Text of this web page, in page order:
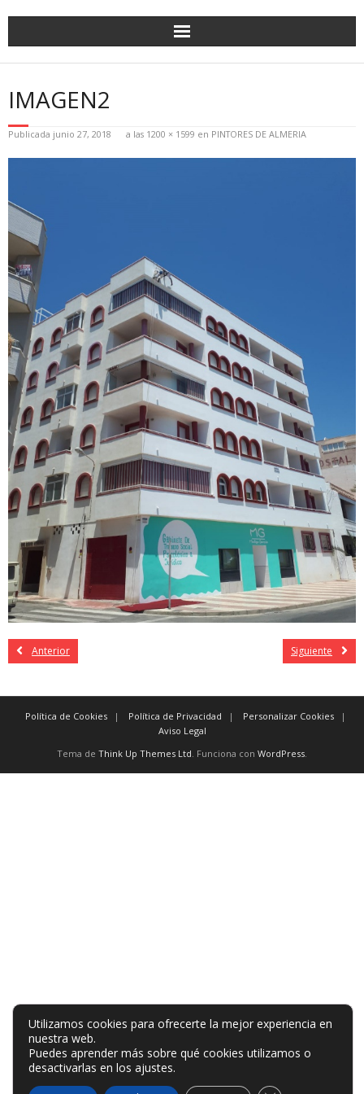
IMAGEN2
Publicada junio 27, 2018 a las 1200 × 1599 en PINTORES DE ALMERIA
Anterior Siguiente
Política de Cookies Política de Privacidad
Personalizar Cookies
Aviso Legal
Tema de Think Up Themes Ltd . Funciona con WordPress
Utilizamos cookies para ofrecerte la mejor experiencia en
nuestra web.
Puedes aprender más sobre qué cookies utilizamos o
desactivarlas en los ajustes.